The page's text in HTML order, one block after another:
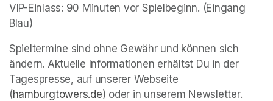
VIP-Einlass: 90 Minuten vor Spielbeginn. (Eingang
Blau)
Spieltermine sind ohne Gewähr und können sich
ändern. Aktuelle Informationen erhältst Du in der
Tagespresse, auf unserer Webseite
(hamburgtowers.de(opens in a new tab)
) oder in unserem Newsletter.